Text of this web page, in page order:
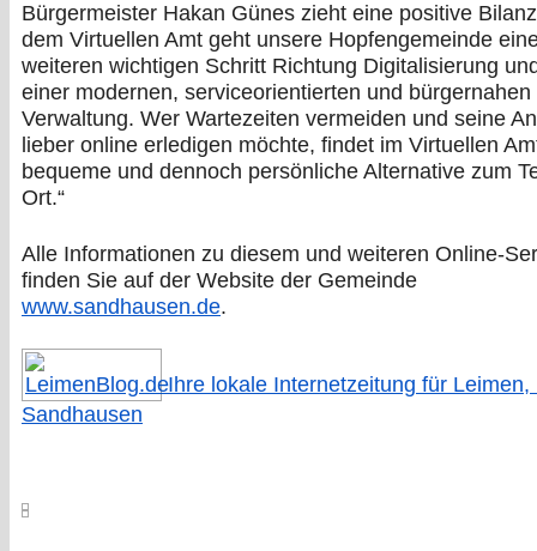
Bürgermeister Hakan Günes zieht eine positive
dem Virtuellen Amt geht unsere Hopfengemeinde
weiteren wichtigen Schritt Richtung Digitalisierung
einer modernen, serviceorientierten und bürgernahen
Verwaltung. Wer Wartezeiten vermeiden und seine
lieber online erledigen möchte, findet im Virtuellen
bequeme und dennoch persönliche Alternative zum
Ort.“
Alle Informationen zu diesem und weiteren Online-
finden Sie auf der Website der Gemeinde
www.sandhausen.de.
Ihre lokale Internetzeitung für Leimen,
Sandhausen